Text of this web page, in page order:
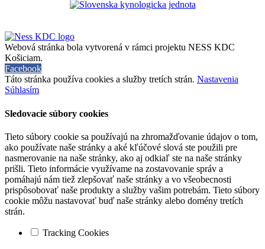
Webová stránka bola vytvorená v rámci projektu NESS KDC
Košiciam.
Facebook
Táto stránka používa cookies a služby tretích strán. Nastavenia
Súhlasím
Sledovacie súbory cookies
Tieto súbory cookie sa používajú na zhromažďovanie údajov o tom,
ako používate naše stránky a aké kľúčové slová ste použili pre
nasmerovanie na naše stránky, ako aj odkiaľ ste na naše stránky
prišli. Tieto informácie využívame na zostavovanie správ a
pomáhajú nám tiež zlepšovať naše stránky a vo všeobecnosti
prispôsobovať naše produkty a služby vašim potrebám. Tieto súbory
cookie môžu nastavovať buď naše stránky alebo domény tretích
strán.
Tracking Cookies